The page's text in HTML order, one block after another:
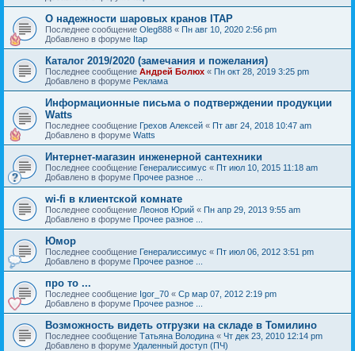
О надежности шаровых кранов ITAP
Последнее сообщение Oleg888 « Пн авг 10, 2020 2:56 pm
Добавлено в форуме Itap
Каталог 2019/2020 (замечания и пожелания)
Последнее сообщение Андрей Болюх « Пн окт 28, 2019 3:25 pm
Добавлено в форуме Реклама
Информационные письма о подтверждении продукции
Watts
Последнее сообщение Грехов Алексей « Пт авг 24, 2018 10:47 am
Добавлено в форуме Watts
Интернет-магазин инженерной сантехники
Последнее сообщение Генералиссимус « Пт июл 10, 2015 11:18 am
Добавлено в форуме Прочее разное ...
wi-fi в клиентской комнате
Последнее сообщение Леонов Юрий « Пн апр 29, 2013 9:55 am
Добавлено в форуме Прочее разное ...
Юмор
Последнее сообщение Генералиссимус « Пт июл 06, 2012 3:51 pm
Добавлено в форуме Прочее разное ...
про то ...
Последнее сообщение Igor_70 « Ср мар 07, 2012 2:19 pm
Добавлено в форуме Прочее разное ...
Возможность видеть отгрузки на складе в Томилино
Последнее сообщение Татьяна Володина « Чт дек 23, 2010 12:14 pm
Добавлено в форуме Удаленный доступ (ПЧ)